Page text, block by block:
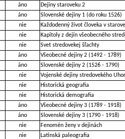
áno
Dejiny staroveku 2
áno
Slovenské dejiny 1 (do roku 1526)
nie
Každodenný život človeka v
nie
Kapitoly z dejín všeobecného
nie
Svet stredovekej šľachty
áno
Všeobecné dejiny 2 (1492 - 1789)
áno
Slovenské dejiny 2 (1526 - 1790)
nie
Vojenské dejiny stredovekého
nie
Historická geografia
nie
Historická demografia
áno
Všeobecné dejiny 3 (1789 - 1918)
áno
Slovenské dejiny 3 (1790 - 1918)
nie
Fenomén ženy v dejinách
nie
Latinská paleografia